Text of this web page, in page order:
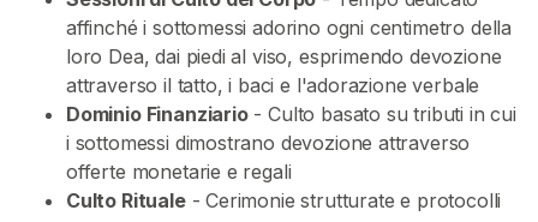
affinché i sottomessi adorino ogni centimetro della
loro Dea, dai piedi al viso, esprimendo devozione
attraverso il tatto, i baci e l'adorazione verbale
Dominio Finanziario- Culto basato su tributi in cui
i sottomessi dimostrano devozione attraverso
offerte monetarie e regali
Culto Rituale- Cerimonie strutturate e protocolli
e
e